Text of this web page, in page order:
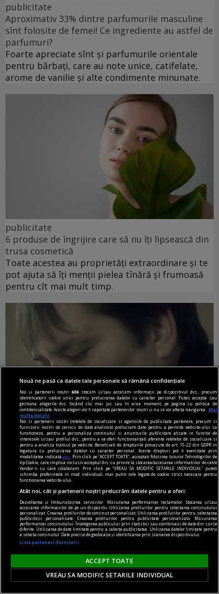
publicitate
Aproximativ 33% dintre parfumurile masculine
sînt folosite de femei! Ce ingrediente au astfel de
parfumuri?
Foarte apreciate sînt și parfumurile orientale
pentru bărbați, care au note unice, catifelate,
arome de vanilie și alte condimente minunate.
publicitate
6 produse de îngrijire care să nu îți lipsească din
trusa cosmetică
Toate acestea au proprietăți extraordinare și te
pot ajuta să îți menții pielea tînără și frumoasă
pentru cît mai mult timp.
poemul săptămînii
Depresie
Cum să nu fiu mohorît
Nouă ne pasă ca datele tale personale să rămână confidențiale
Noi și partenerii noștri606 stocăm și/sau accesăm informații pe dispozitivul dvs., precum
identificatorii cookie unici pentru prelucrarea datelor cu caracter personal. Puteți accepta sau
gestiona alegerile dvs. făcând clic mai jos sau în orice moment, pe pagina cu politica de
confidențialitate. Aceste alegeri vor fi raportate partenerilor noștri și nu vă vor afecta navigarea.
Mai
multe detalii
Noi si partenerii nostri (retelele de socializare si agentiile de publicitate partenere, precum si
furnizorii nostri de servicii de date analitice) prelucram date pentru a permite website-ului sa
functioneze, pentru a personaliza continutul si anunturile publicitare afisate in functie de
interesele si/sau profilul dvs., pentru a va oferi functionalitati aferente retelelor de socializare si
pentru a analiza traficul pe website. Beneficiati de drepturile prevazute de art. 15-22 din GDPR in
legatura cu prelucrarea datelor cu caracter personal. Aceste drepturi pot fi exercitate prin
modalitatea indicataaici
. Prin click pe “ACCEPT TOATE”, acceptati folosirea tuturor Tehnologiilor de
tip Cookie, care implica inclusiv acceptul dvs. cu privire la stocarea/accesarea informatiilor de catre
Vendor-ii cu care colaboram. Prin click pe “VREAU SA MODIFIC SETARILE INDIVIDUAL” puteti
schimba preferintele in mod individual, mai putin cele legate de cookie strict necesare pentru
functionarea website-ului.
Atât noi, cât și partenerii noștri prelucrăm datele pentru a oferi:
Dezvoltarea și îmbunătățirea serviciilor. Măsurarea performanței reclamelor. Stocarea și/sau
accesarea informațiilor de pe un dispozitiv. Utilizarea profilurilor pentru selectarea conținutului
personalizat. Crearea profilurilor de conținut personalizat. Utilizarea profilurilor pentru selectarea
publicității personalizate. Crearea profilurilor pentru publicitate personalizată. Măsurarea
performanței conținutului. Înțelegerea publicului prin statistici sau combinații de date din surse
diferite. Utilizarea de date limitate pentru a selecta publicitatea. Utilizarea datelor limitate pentru
a selecta conținutul. Date precise de geolocație și identificarea prin scanarea dispozitivului.
Listă parteneri (furnizori)
ACCEPT TOATE
VREAU SA MODIFIC SETARILE INDIVIDUAL